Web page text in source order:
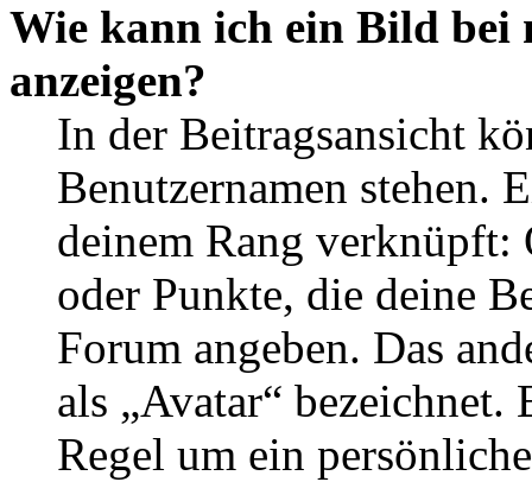
Wie kann ich ein Bild bei
anzeigen?
In der Beitragsansicht
Benutzernamen stehen.
deinem Rang verknüpft:
oder Punkte, die deine
Forum angeben. Das
als „Avatar“
Regel um ein